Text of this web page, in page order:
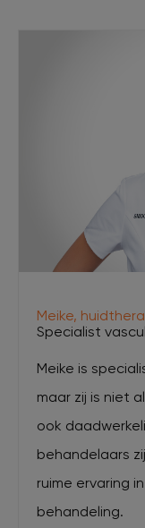
Meike,
Specialist
Meike is
maar zij is niet
ook
behandelaars
ruime ervaring
behandeling.